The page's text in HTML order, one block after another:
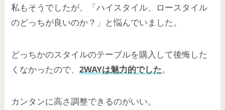
私もそうでしたが、「ハイスタイル、ロースタイル
のどっちが良いのか？」と悩んでいました。
どっちかのスタイルのテーブルを購入して後悔した
くなかったので、2WAYは魅力的でした。
カンタンに高さ調整できるのがいい。